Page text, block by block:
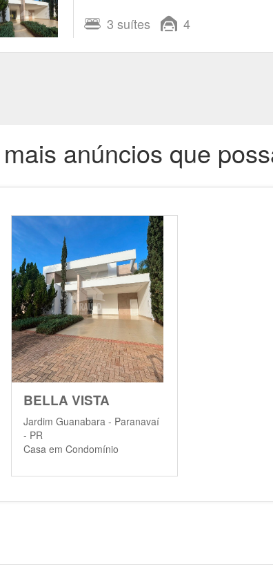
3 suítes 4
anúncios que
BELLA VISTA
Jardim Guanabara - Paranavaí
- PR
Casa em Condomínio